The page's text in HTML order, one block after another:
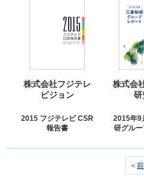
株式会社フジテレ
ビジョン
2015 フジテレビ CSR
報告書
株式会
研
2015年9
研グル
＜